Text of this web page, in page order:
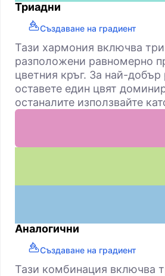
Триадни
Създаване на градиент
Тази хармония включва три
разположени равномерно
цветния кръг. За най-добър
оставете един цвят
останалите използвайте
Аналогични
Създаване на градиент
Тази комбинация включва